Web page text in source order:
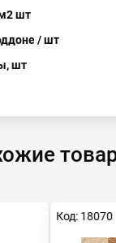
шт
/ шт
шт
Код: 18070